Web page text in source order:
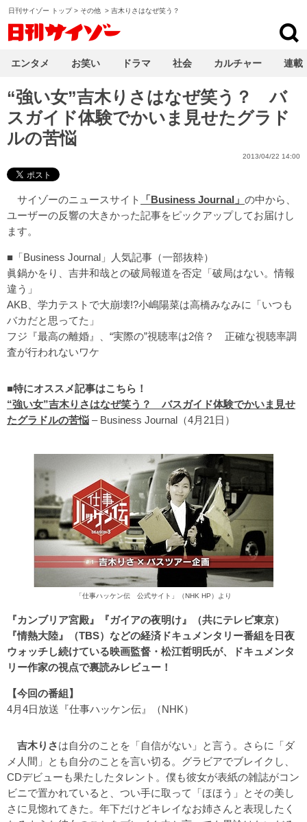
日刊サイゾー トップ> その他 > 吉木りさはなぜ笑う？
“強い女”吉木りさはなぜ笑う？ バ
スガイド体験でかいま見せたグラド
ルの苦悩
2013/04/22 14:00
サイゾーのニュースサイト 「Business Journal」 の中から、
ユーザーの反響の大きかった記事をピックアップしてお届けし
ます。
■「Business Journal」人気記事（一部抜粋）
眞鍋かをり、吉井和哉との破局報道を否定「破局はない。情報
違う」
AKB、学力テストで大崩壊!?小嶋陽菜は高橋みなみに「いつも
バカだと思ってた」
フジ『最高の離婚』、“実際の”視聴率は2倍？ 正確な視聴率調
査が行われないワケ
■特にオススメ記事はこちら！
“強い女”吉木りさはなぜ笑う？ バスガイド体験でかいま見せ
たグラドルの苦悩 – Business Journal（4月21日）
「仕事ハッケン伝 公式サイト」（NHK HP）より
『カンブリア宮殿』『ガイアの夜明け』（共にテレビ東京）
『情熱大陸』（TBS）などの経済ドキュメンタリー番組を日夜
ウォッチし続けている映画監督・松江哲明氏が、ドキュメンタ
リー作家の視点で裏読みレビュー！
【今回の番組】
4月4日放送『仕事ハッケン伝』（NHK）
吉木りさは自分のことを「自信がない」と言う。さらに「ダ
メ人間」とも自分のことを言い切る。グラビアでブレイクし、
CDデビューも果たしたタレント。僕も彼女が表紙の雑誌がコン
ビニで置かれていると、つい手に取って「ほほう」とその美し
さに見惚れてきた。年下だけどキレイなお姉さんと表現したく
エンタメ お笑い ドラマ 社会 カルチャー 連載